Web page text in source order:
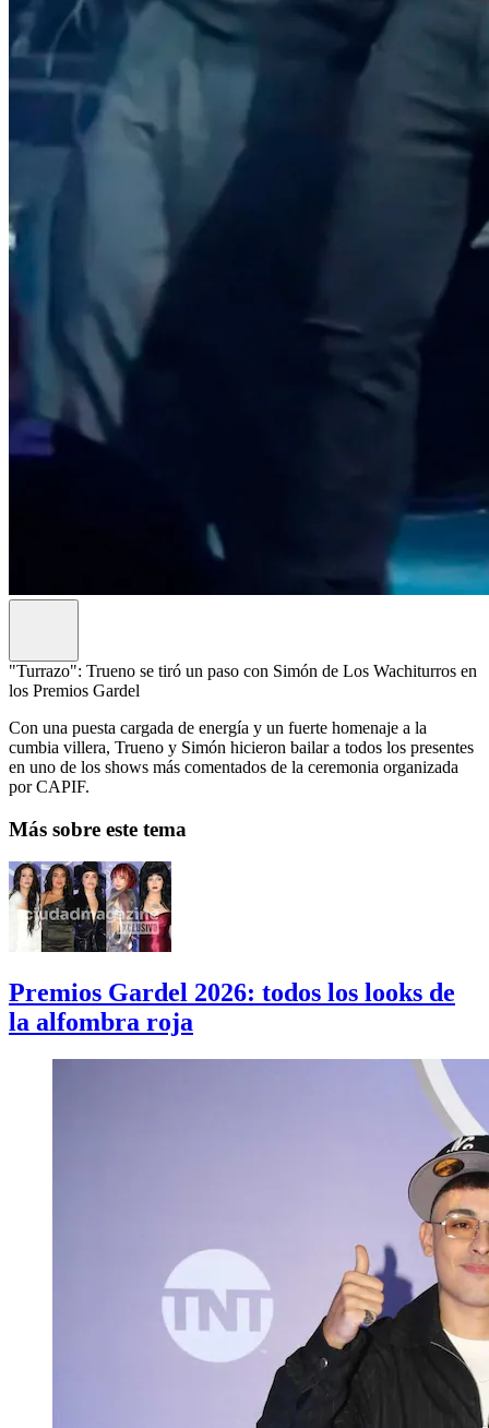
"Turrazo": Trueno se tiró un paso con Simón de Los Wachiturros en
los Premios Gardel
Con una puesta cargada de energía y un fuerte homenaje a la
cumbia villera, Trueno y Simón hicieron bailar a todos los presentes
en uno de los shows más comentados de la ceremonia organizada
por CAPIF.
Más sobre este tema
Premios Gardel 2026: todos los looks de
la alfombra roja